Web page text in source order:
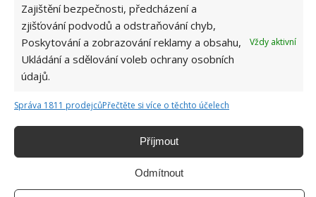
Zajištění bezpečnosti, předcházení a
zjišťování podvodů a odstraňování chyb,
Poskytování a zobrazování reklamy a obsahu,
Ukládání a sdělování voleb ochrany osobních
údajů.
Vždy aktivní
Správa 1811 prodejcůPřečtěte si více o těchto účelech
Příjmout
Odmítnout
ČESNEK EKOLOGICKY HMYZ